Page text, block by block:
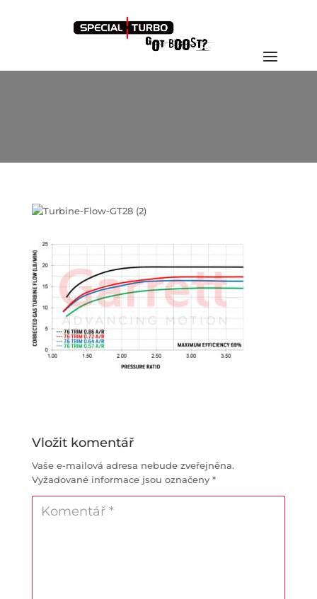
Vložit komentář
Vaše e-mailová adresa nebude zveřejněna.
Vyžadované informace jsou označeny *